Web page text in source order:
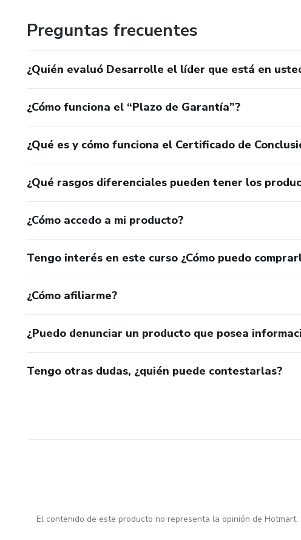
Preguntas frecuentes
¿Quién evaluó Desarrolle el líder que está en
¿Cómo funciona el “Plazo de Garantía”?
¿Qué es y cómo funciona el Certificado de
¿Qué rasgos diferenciales pueden tener los
¿Cómo accedo a mi producto?
Tengo interés en este curso ¿Cómo puedo
¿Cómo afiliarme?
¿Puedo denunciar un producto que posea
Tengo otras dudas, ¿quién puede contestarlas?
El contenido de este producto no representa la opinión de Hotmart.